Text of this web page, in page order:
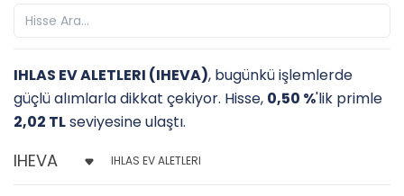
IHLAS EV ALETLERI (IHEVA), bugünkü işlemlerde
güçlü alımlarla dikkat çekiyor. Hisse, 0,50 %'lik primle
2,02 TLseviyesine ulaştı.
IHLAS EV ALETLERI